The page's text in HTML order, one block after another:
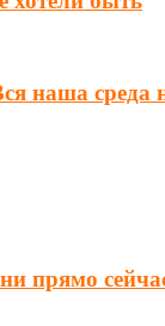
наша среда
прямо